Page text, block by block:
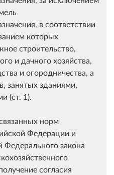
в соответствии
которых
строительство,
и дачного хозяйства,
и огородничества, а
занятых зданиями,
(ст. 1).
норм
Федерации и
закона
согласия